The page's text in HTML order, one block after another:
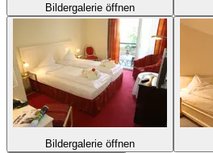
Bildergalerie öffnen
Bildergalerie öffnen